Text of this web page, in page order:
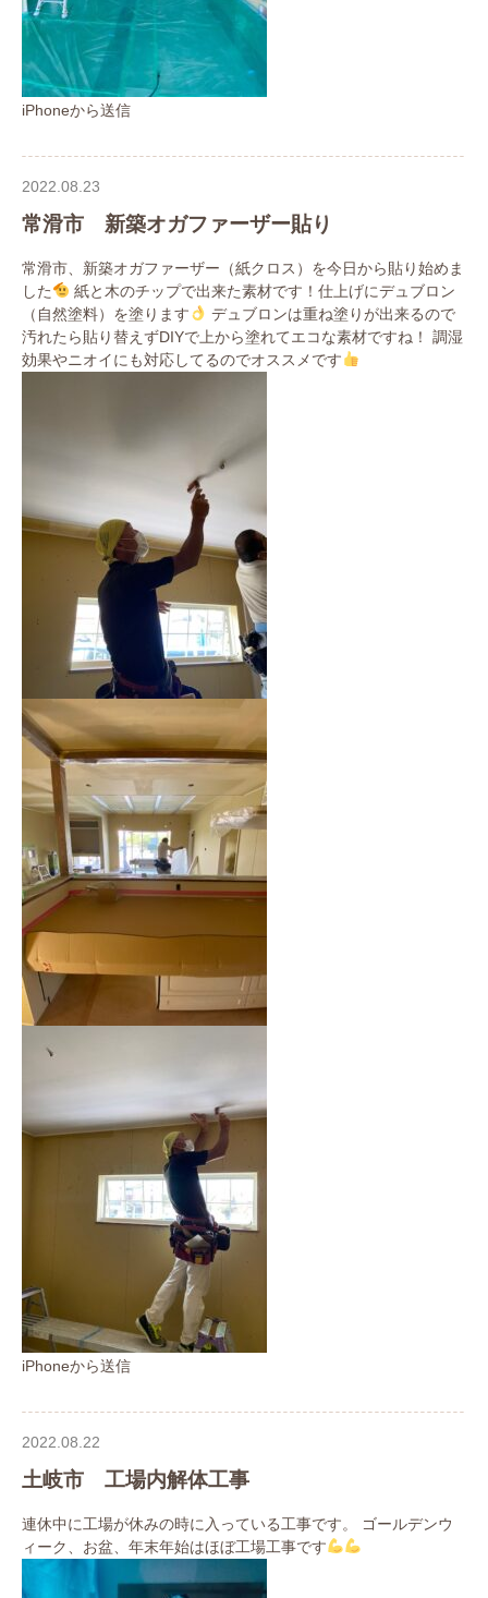
iPhoneから送信
2022.08.23
常滑市 新築オガファーザー貼り
常滑市、新築オガファーザー（紙クロス）を今日から貼り始めま
した
紙と木のチップで出来た素材です！仕上げにデュブロン
（自然塗料）を塗ります
デュブロンは重ね塗りが出来るので
汚れたら貼り替えずDIYで上から塗れてエコな素材ですね！ 調湿
効果やニオイにも対応してるのでオススメです
iPhoneから送信
2022.08.22
土岐市 工場内解体工事
連休中に工場が休みの時に入っている工事です。 ゴールデンウ
ィーク、お盆、年末年始はほぼ工場工事です